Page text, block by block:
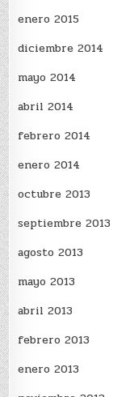
enero 2015
diciembre 2014
mayo 2014
abril 2014
febrero 2014
enero 2014
octubre 2013
septiembre 2013
agosto 2013
mayo 2013
abril 2013
febrero 2013
enero 2013